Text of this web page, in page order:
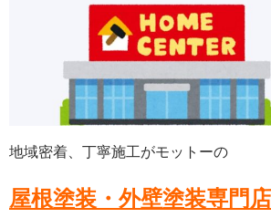
地域密着、丁寧施工がモットーの
屋根塗装・外壁塗装専門